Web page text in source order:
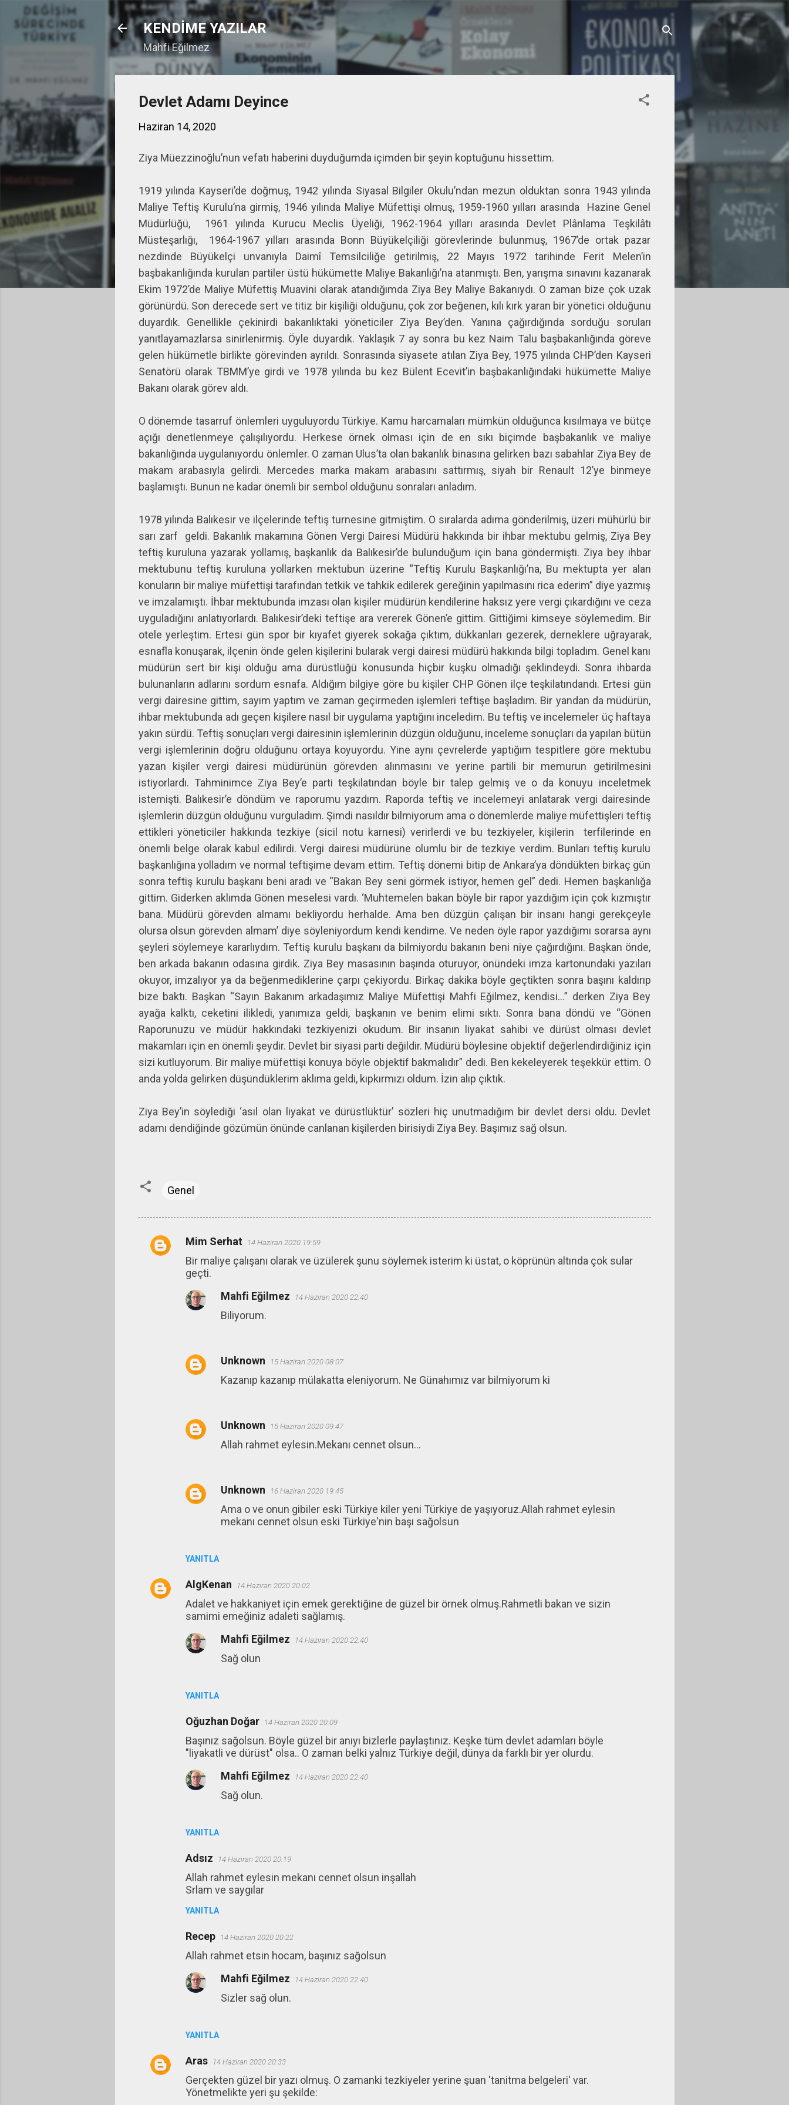
Ana içeriğe atla
KENDİME YAZILAR
Mahfi Eğilmez
Devlet Adamı Deyince
Haziran 14, 2020
Ziya Müezzinoğlu’nun vefatı haberini duyduğumda içimden bir şeyin koptuğunu hissettim.
1919 yılında Kayseri’de doğmuş, 1942 yılında Siyasal Bilgiler Okulu’ndan mezun olduktan sonra 1943 yılında
Maliye Teftiş Kurulu’na girmiş, 1946 yılında Maliye Müfettişi olmuş, 1959-1960 yılları arasında Hazine Genel
Müdürlüğü, 1961 yılında Kurucu Meclis Üyeliği, 1962-1964 yılları arasında Devlet Plânlama Teşkilâtı
Müsteşarlığı, 1964-1967 yılları arasında Bonn Büyükelçiliği görevlerinde bulunmuş, 1967’de ortak pazar
nezdinde Büyükelçi unvanıyla Daimî Temsilciliğe getirilmiş, 22 Mayıs 1972 tarihinde Ferit Melen’in
başbakanlığında kurulan partiler üstü hükümette Maliye Bakanlığı’na atanmıştı. Ben, yarışma sınavını kazanarak
Ekim 1972’de Maliye Müfettiş Muavini olarak atandığımda Ziya Bey Maliye Bakanıydı. O zaman bize çok uzak
görünürdü. Son derecede sert ve titiz bir kişiliği olduğunu, çok zor beğenen, kılı kırk yaran bir yönetici olduğunu
duyardık. Genellikle çekinirdi bakanlıktaki yöneticiler Ziya Bey’den. Yanına çağırdığında sorduğu soruları
yanıtlayamazlarsa sinirlenirmiş. Öyle duyardık. Yaklaşık 7 ay sonra bu kez Naim Talu başbakanlığında göreve
gelen hükümetle birlikte görevinden ayrıldı. Sonrasında siyasete atılan Ziya Bey, 1975 yılında CHP’den Kayseri
Senatörü olarak TBMM’ye girdi ve 1978 yılında bu kez Bülent Ecevit’in başbakanlığındaki hükümette Maliye
Bakanı olarak görev aldı.
O dönemde tasarruf önlemleri uyguluyordu Türkiye. Kamu harcamaları mümkün olduğunca kısılmaya ve bütçe
açığı denetlenmeye çalışılıyordu. Herkese örnek olması için de en sıkı biçimde başbakanlık ve maliye
bakanlığında uygulanıyordu önlemler. O zaman Ulus’ta olan bakanlık binasına gelirken bazı sabahlar Ziya Bey de
makam arabasıyla gelirdi. Mercedes marka makam arabasını sattırmış, siyah bir Renault 12’ye binmeye
başlamıştı. Bunun ne kadar önemli bir sembol olduğunu sonraları anladım.
1978 yılında Balıkesir ve ilçelerinde teftiş turnesine gitmiştim. O sıralarda adıma gönderilmiş, üzeri mühürlü bir
sarı zarf
geldi. Bakanlık makamına Gönen Vergi Dairesi Müdürü hakkında bir ihbar mektubu gelmiş, Ziya Bey
teftiş kuruluna yazarak yollamış, başkanlık da Balıkesir’de bulunduğum için bana göndermişti. Ziya bey ihbar
mektubunu teftiş kuruluna yollarken mektubun üzerine “Teftiş Kurulu Başkanlığı’na, Bu mektupta yer alan
konuların bir maliye müfettişi tarafından tetkik ve tahkik edilerek gereğinin yapılmasını rica ederim” diye yazmış
ve imzalamıştı. İhbar mektubunda imzası olan kişiler müdürün kendilerine haksız yere vergi çıkardığını ve ceza
uyguladığını anlatıyorlardı. Balıkesir’deki teftişe ara vererek Gönen’e gittim. Gittiğimi kimseye söylemedim. Bir
otele yerleştim. Ertesi gün spor bir kıyafet giyerek sokağa çıktım, dükkanları gezerek, derneklere uğrayarak,
esnafla konuşarak, ilçenin önde gelen kişilerini bularak vergi dairesi müdürü hakkında bilgi topladım. Genel kanı
müdürün sert bir kişi olduğu ama dürüstlüğü konusunda hiçbir kuşku olmadığı şeklindeydi. Sonra ihbarda
bulunanların adlarını sordum esnafa. Aldığım bilgiye göre bu kişiler CHP Gönen ilçe teşkilatındandı. Ertesi gün
vergi dairesine gittim, sayım yaptım ve zaman geçirmeden işlemleri teftişe başladım. Bir yandan da müdürün,
ihbar mektubunda adı geçen kişilere nasıl bir uygulama yaptığını inceledim. Bu teftiş ve incelemeler üç haftaya
yakın sürdü. Teftiş sonuçları vergi dairesinin işlemlerinin düzgün olduğunu, inceleme sonuçları da yapılan bütün
vergi işlemlerinin doğru olduğunu ortaya koyuyordu. Yine aynı çevrelerde yaptığım tespitlere göre mektubu
yazan kişiler vergi dairesi müdürünün görevden alınmasını ve yerine partili bir memurun getirilmesini
istiyorlardı. Tahminimce Ziya Bey’e parti teşkilatından böyle bir talep gelmiş ve o da konuyu inceletmek
istemişti. Balıkesir’e döndüm ve raporumu yazdım. Raporda teftiş ve incelemeyi anlatarak vergi dairesinde
işlemlerin düzgün olduğunu vurguladım. Şimdi nasıldır bilmiyorum ama o dönemlerde maliye müfettişleri teftiş
ettikleri yöneticiler hakkında tezkiye (sicil notu karnesi) verirlerdi ve bu tezkiyeler, kişilerin
terfilerinde en
önemli belge olarak kabul edilirdi. Vergi dairesi müdürüne olumlu bir de tezkiye verdim. Bunları teftiş kurulu
başkanlığına yolladım ve normal teftişime devam ettim. Teftiş dönemi bitip de Ankara’ya döndükten birkaç gün
sonra teftiş kurulu başkanı beni aradı ve “Bakan Bey seni görmek istiyor, hemen gel” dedi. Hemen başkanlığa
gittim. Giderken aklımda Gönen meselesi vardı. ‘Muhtemelen bakan böyle bir rapor yazdığım için çok kızmıştır
bana. Müdürü görevden almamı bekliyordu herhalde. Ama ben düzgün çalışan bir insanı hangi gerekçeyle
olursa olsun görevden almam’ diye söyleniyordum kendi kendime. Ve neden öyle rapor yazdığımı sorarsa aynı
şeyleri söylemeye kararlıydım. Teftiş kurulu başkanı da bilmiyordu bakanın beni niye çağırdığını. Başkan önde,
ben arkada bakanın odasına girdik. Ziya Bey masasının başında oturuyor, önündeki imza kartonundaki yazıları
okuyor, imzalıyor ya da beğenmediklerine çarpı çekiyordu. Birkaç dakika böyle geçtikten sonra başını kaldırıp
bize baktı. Başkan “Sayın Bakanım arkadaşımız Maliye Müfettişi Mahfi Eğilmez, kendisi…” derken Ziya Bey
ayağa kalktı, ceketini ilikledi, yanımıza geldi, başkanın ve benim elimi sıktı. Sonra bana döndü ve “Gönen
Raporunuzu ve müdür hakkındaki tezkiyenizi okudum. Bir insanın liyakat sahibi ve dürüst olması devlet
makamları için en önemli şeydir. Devlet bir siyasi parti değildir. Müdürü böylesine objektif değerlendirdiğiniz için
sizi kutluyorum. Bir maliye müfettişi konuya böyle objektif bakmalıdır” dedi. Ben kekeleyerek teşekkür ettim. O
anda yolda gelirken düşündüklerim aklıma geldi, kıpkırmızı oldum. İzin alıp çıktık.
Ziya Bey’in söylediği ‘asıl olan liyakat ve dürüstlüktür’ sözleri hiç unutmadığım bir devlet dersi oldu. Devlet
adamı dendiğinde gözümün önünde canlanan kişilerden birisiydi Ziya Bey. Başımız sağ olsun.
Genel
Y
Mim Serhat 14 Haziran 2020 19:59
Bir maliye çalışanı olarak ve üzülerek şunu söylemek isterim ki üstat, o köprünün altında çok sular
geçti.
YANITLA
Mahfi Eğilmez 14 Haziran 2020 22:40
Biliyorum.
Unknown 15 Haziran 2020 08:07
Kazanıp kazanıp mülakatta eleniyorum. Ne Günahımız var bilmiyorum ki
Unknown 15 Haziran 2020 09:47
Allah rahmet eylesin.Mekanı cennet olsun...
Unknown 16 Haziran 2020 19:45
Ama o ve onun gibiler eski Türkiye kiler yeni Türkiye de yaşıyoruz.Allah rahmet eylesin
mekanı cennet olsun eski Türkiye'nin başı sağolsun
AlgKenan 14 Haziran 2020 20:02
Adalet ve hakkaniyet için emek gerektiğine de güzel bir örnek olmuş.Rahmetli bakan ve sizin
samimi emeğiniz adaleti sağlamış.
YANITLA
Mahfi Eğilmez 14 Haziran 2020 22:40
Sağ olun
Oğuzhan Doğar 14 Haziran 2020 20:09
Başınız sağolsun. Böyle güzel bir anıyı bizlerle paylaştınız. Keşke tüm devlet adamları böyle
"liyakatli ve dürüst" olsa.. O zaman belki yalnız Türkiye değil, dünya da farklı bir yer olurdu.
YANITLA
Mahfi Eğilmez 14 Haziran 2020 22:40
Sağ olun.
Adsız 14 Haziran 2020 20:19
Allah rahmet eylesin mekanı cennet olsun inşallah
Srlam ve saygılar
YANITLA
Recep 14 Haziran 2020 20:22
Allah rahmet etsin hocam, başınız sağolsun
YANITLA
Mahfi Eğilmez 14 Haziran 2020 22:40
Sizler sağ olun.
Aras 14 Haziran 2020 20:33
Gerçekten güzel bir yazı olmuş. O zamanki tezkiyeler yerine şuan 'tanitma belgeleri' var.
Yönetmelikte yeri şu şekilde: